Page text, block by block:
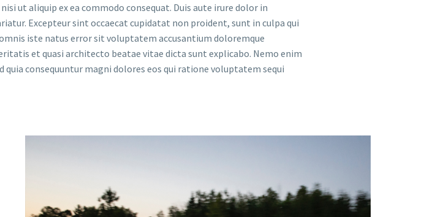
ut aliquip ex ea commodo consequat. Duis aute irure dolor in
Excepteur sint occaecat cupidatat non proident, sunt in culpa qui
iste natus error sit voluptatem accusantium doloremque
et quasi architecto beatae vitae dicta sunt explicabo. Nemo enim
consequuntur magni dolores eos qui ratione voluptatem sequi